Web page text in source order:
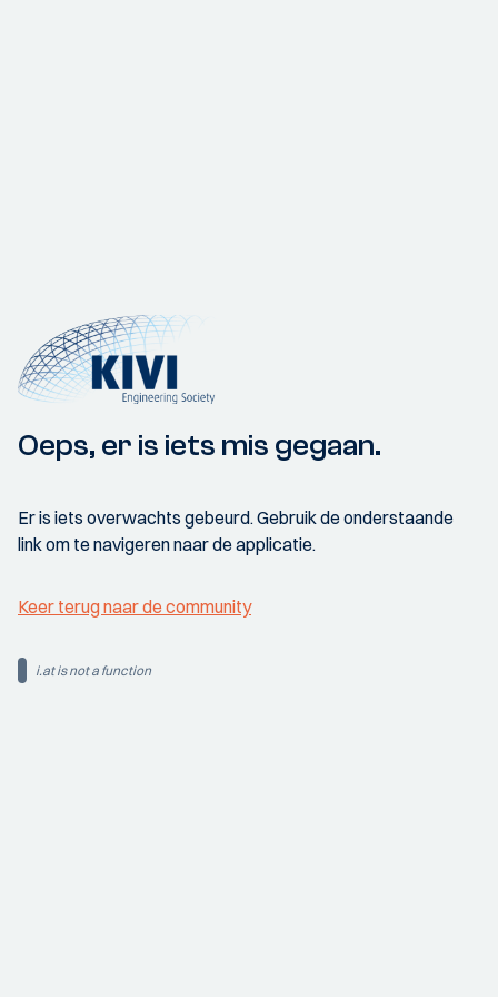
Oeps, er is iets mis gegaan.
Er is iets overwachts gebeurd. Gebruik de onderstaande
link om te navigeren naar de applicatie.
Keer terug naar de community
i.at is not a function